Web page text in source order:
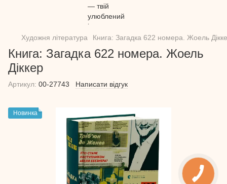
Художня література Книга: Загадка 622 номера. Жоель
Книга: Загадка 622 номера. Жоель
Діккер
Артикул: 00-27743 Написати відгук
Новинка